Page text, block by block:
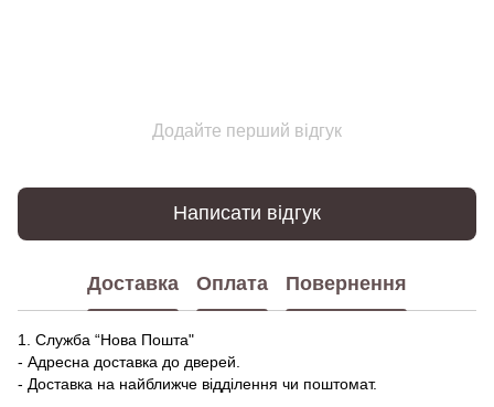
Додайте перший відгук
Написати відгук
Доставка Оплата Повернення
1. Служба “Нова Пошта"
- Адресна доставка до дверей.
- Доставка на найближче відділення чи поштомат.